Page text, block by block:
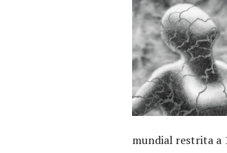
mundial restrita a